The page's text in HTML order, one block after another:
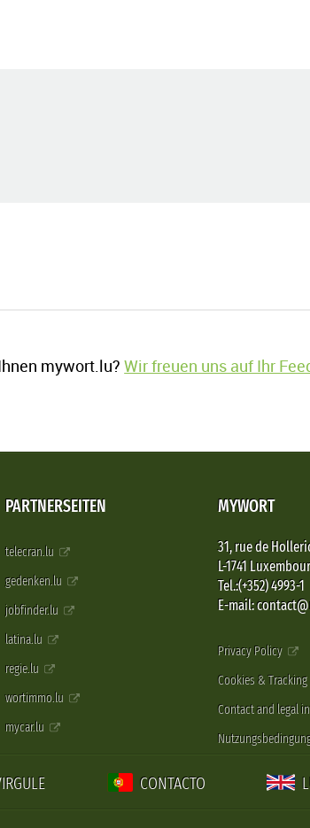
mywort.lu?Wir freuen uns auf Ihr
PARTNERSEITEN
telecran.lu
gedenken.lu
jobfinder.lu
latina.lu
regie.lu
wortimmo.lu
mycar.lu
MYWORT
31, rue de
L-1741
Tel.:(+352) 4993-1
E-mail:
Privacy Policy
Cookies & Tracking
Contact and legal
CONTACTO